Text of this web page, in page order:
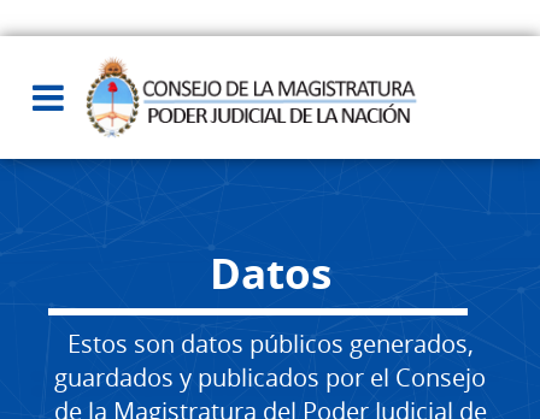
Datos
Estos son datos públicos generados,
guardados y publicados por el Consejo
de la Magistratura del Poder Judicial de